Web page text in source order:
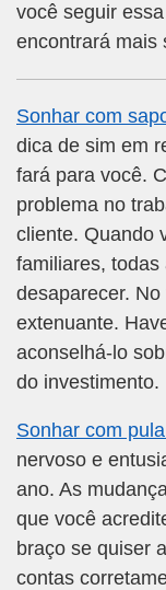
você seguir
encontrará mais
Sonhar com
dica de sim em
fará para você.
problema no
cliente. Quando
familiares,
desaparecer.
extenuante.
aconselhá-lo
do investimento.
Sonhar com
nervoso e
ano. As
que você
braço se quiser
contas